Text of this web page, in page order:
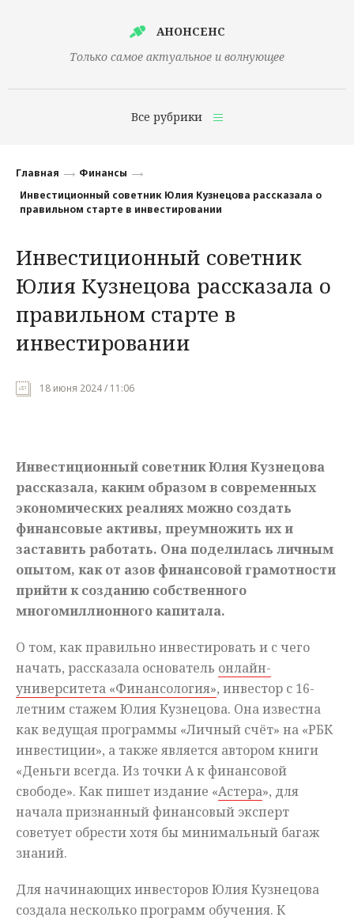
АНОНСЕНС
Только самое актуальное и волнующее
Все рубрики
Финансы
Наука
Культура
Общество
Политика
Мнения
Главная
Финансы
Инвестиционный советник Юлия Кузнецова рассказала о
правильном старте в инвестировании
Инвестиционный советник
Юлия Кузнецова рассказала о
правильном старте в
инвестировании
18 июня 2024 / 11:06
Инвестиционный советник Юлия Кузнецова
рассказала, каким образом в современных
экономических реалиях можно создать
финансовые активы, преумножить их и
заставить работать. Она поделилась личным
опытом, как от азов финансовой грамотности
прийти к созданию собственного
многомиллионного капитала.
О том, как правильно инвестировать и с чего
начать, рассказала основатель онлайн-
университета «Финансология», инвестор с 16-
летним стажем Юлия Кузнецова. Она известна
как ведущая программы «Личный счёт» на «РБК
инвестиции», а также является автором книги
«Деньги всегда. Из точки А к финансовой
свободе». Как пишет издание «Астера», для
начала признанный финансовый эксперт
советует обрести хотя бы минимальный багаж
знаний.
Для начинающих инвесторов Юлия Кузнецова
создала несколько программ обучения. К